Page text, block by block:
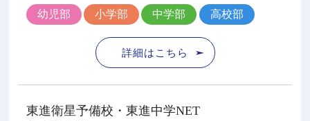
幼児部 小学部 中学部 高校部
詳細はこちら
東進衛星予備校・東進中学NET